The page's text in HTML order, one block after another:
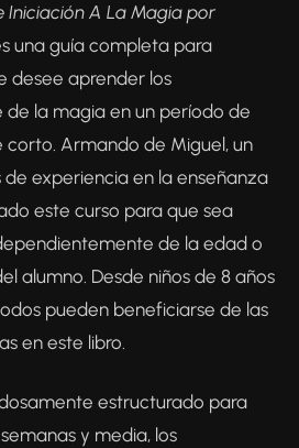
Iniciación A La Magia por
una guía completa para
desee aprender los
la magia en un período de
Armando de Miguel, un
experiencia en la enseñanza
este curso para que sea
de la edad o
alumno. Desde niños de 8 años
pueden beneficiarse de las
en este libro.
estructurado para
y media, los